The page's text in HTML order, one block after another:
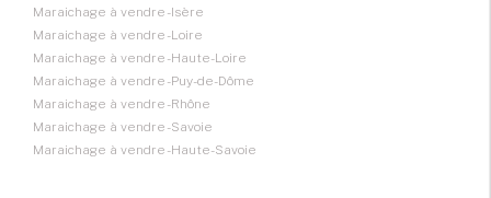
Maraichage à vendre - Isère
Maraichage à vendre - Loire
Maraichage à vendre - Haute-Loire
Maraichage à vendre - Puy-de-Dôme
Maraichage à vendre - Rhône
Maraichage à vendre - Savoie
Maraichage à vendre - Haute-Savoie